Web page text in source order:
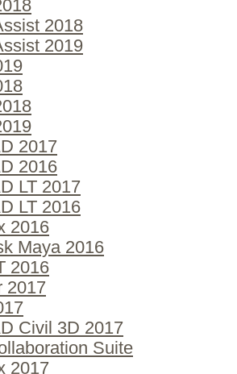
2018
2019
2017
2016
LT 2017
LT 2016
2016
Maya 2016
2016
2017
Civil 3D 2017
Suite
2017